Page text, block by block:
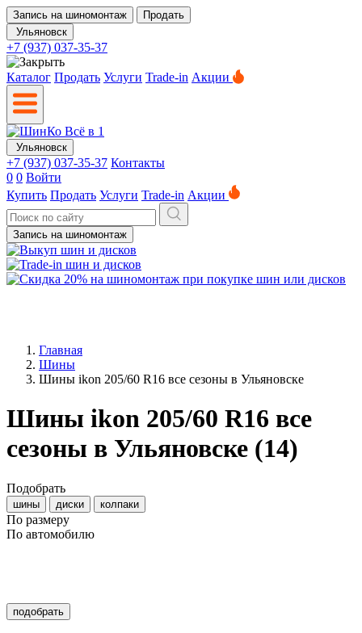
Запись на шиномонтаж
Продать
Ульяновск
+7 (937) 037-35-37
Каталог Продать Услуги Trade-in Акции
Ульяновск
+7 (937) 037-35-37 Контакты
0 0 Войти
Купить Продать Услуги Trade-in Акции
Запись на шиномонтаж
Главная
Шины
Шины ikon 205/60 R16 все сезоны в Ульяновске
Шины ikon 205/60 R16 все
сезоны в Ульяновске (14)
Подобрать
шины диски колпаки
По размеру
По автомобилю
подобрать